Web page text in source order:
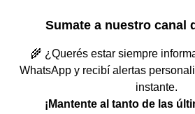
Sumate a nuestro canal
🌾 ¿Querés estar siempre
WhatsApp y recibí alertas
instante.
¡Mantente al tanto de las